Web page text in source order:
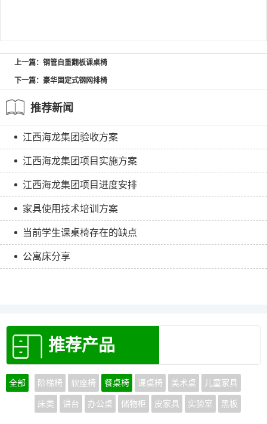
上一篇：钢管自重翻板课桌椅
下一篇：豪华固定式钢网排椅
推荐新闻
江西海龙集团验收方案
江西海龙集团项目实施方案
江西海龙集团项目进度安排
家具使用技术培训方案
当前学生课桌椅存在的缺点
公寓床分享
推荐产品
全部 阶梯椅 软座椅 餐桌椅 课桌椅 美术桌 儿童家具
床类 讲台 办公桌 储物柜 皮家具 实验室 黑板